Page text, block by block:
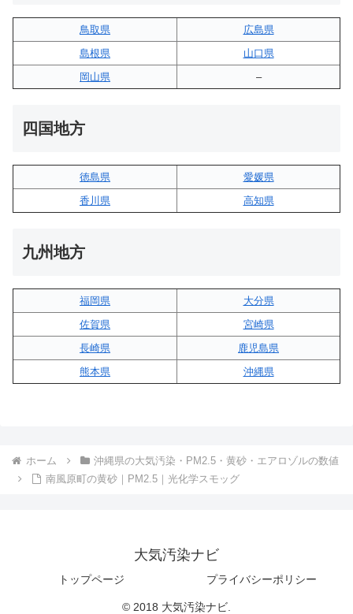
鳥取県
広島県
島根県
山口県
岡山県
–
四国地方
徳島県
愛媛県
香川県
高知県
九州地方
福岡県
大分県
佐賀県
宮崎県
長崎県
鹿児島県
熊本県
沖縄県
ホーム
沖縄県の大気汚染・PM2.5・黄砂・エアロゾルの数値
南風原町の黄砂｜PM2.5｜光化学スモッグ
大気汚染ナビ
トップページ プライバシーポリシー
© 2018 大気汚染ナビ.